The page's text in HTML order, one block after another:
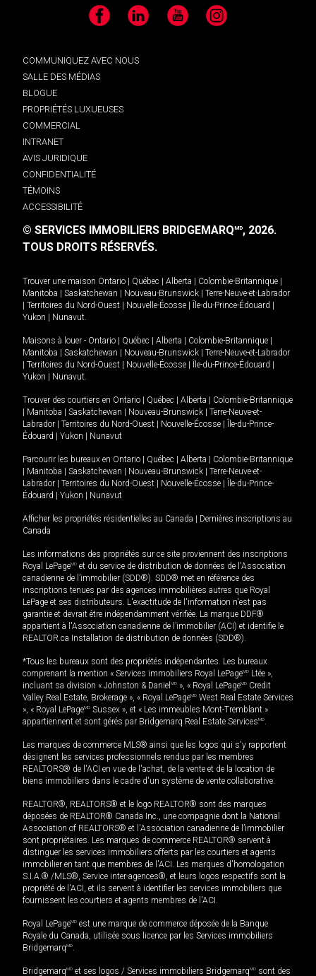
Facebook LinkedIn YouTube Instagram
COMMUNIQUEZ AVEC NOUS
SALLE DES MÉDIAS
BLOGUE
PROPRIÉTÉS LUXUEUSES
COMMERCIAL
INTRANET
AVIS JURIDIQUE
CONFIDENTIALITÉ
TÉMOINS
ACCESSIBILITÉ
© SERVICES IMMOBILIERS BRIDGEMARQMD, 2026.
TOUS DROITS RÉSERVÉS.
Trouver une maison Ontario Québec Alberta Colombie-Britannique
Manitoba
Saskatchewan Nouveau-Brunswick
Terre-Neuve-et-Labrador
Territoires du Nord-Ouest Nouvelle-Écosse Île-du-Prince-Édouard
Yukon
Nunavut.
Maisons à louer - Ontario Québec Alberta Colombie-Britannique
Manitoba
Saskatchewan Nouveau-Brunswick
Terre-Neuve-et-Labrador
Territoires du Nord-Ouest Nouvelle-Écosse Île-du-Prince-Édouard
Yukon
Nunavut.
Trouver des courtiers en Ontario Québec Alberta
Colombie-Britannique
Manitoba Saskatchewan Nouveau-Brunswick
Terre-Neuve-et-
Labrador
Territoires du Nord-Ouest Nouvelle-Écosse
Île-du-Prince-
Édouard
Yukon Nunavut
Parcourir les bureaux en Ontario Québec Alberta
Colombie-Britannique
Manitoba Saskatchewan Nouveau-Brunswick
Terre-Neuve-et-
Labrador
Territoires du Nord-Ouest Nouvelle-Écosse
Île-du-Prince-
Édouard
Yukon Nunavut
Afficher les propriétés résidentielles au Canada
Dernières inscriptions au
Canada
Les informations des propriétés sur ce site proviennent des inscriptions
Royal LePageMD et du service de distribution de données de l'Association
canadienne de l’immobilier (SDD®). SDD® met en référence des
inscriptions tenues par des agences immobilières autres que Royal
LePage et ses distributeurs. L'exactitude de l'information n'est pas
garantie et devrait être indépendamment vérifiée. La marque DDF®
appartient à l'Association canadienne de l’immobilier (ACI) et identifie le
REALTOR.ca Installation de distribution de données (SDD®).
*Tous les bureaux sont des propriétés indépendantes. Les bureaux
comprenant la mention « Services immobiliers Royal LePageMD Ltée »,
incluant sa division « Johnston & Daniel MD », « Royal LePageMD Credit
Valley Real Estate, Brokerage », « Royal LePageMD West Real Estate Services
», « Royal LePageMD Sussex », et « Les immeubles Mont-Tremblant »
appartiennent et sont gérés par Bridgemarq Real Estate ServicesMD.
Les marques de commerce MLS® ainsi que les logos qui s'y rapportent
désignent les services professionnels rendus par les membres
REALTORS® de l'ACI en vue de l'achat, de la vente et de la location de
biens immobiliers dans le cadre d'un système de vente collaborative.
REALTOR®, REALTORS® et le logo REALTOR® sont des marques
déposées de REALTOR® Canada Inc., une compagnie dont la National
Association of REALTORS® et l'Association canadienne de l’immobilier
sont propriétaires. Les marques de commerce REALTOR® servent à
distinguer les services immobiliers offerts par les courtiers et agents
immobilier en tant que membres de l'ACI. Les marques d'homologation
S.I.A.® /MLS®, Service inter-agences®, et leurs logos respectifs sont la
propriété de l'ACI, et ils servent à identifier les services immobiliers que
fournissent les courtiers et agents membres de l'ACI.
Royal LePageMD est une marque de commerce déposée de la Banque
Royale du Canada, utilisée sous licence par les Services immobiliers
BridgemarqMD.
BridgemarqMD et ses logos / Services immobiliers BridgemarqMD sont des